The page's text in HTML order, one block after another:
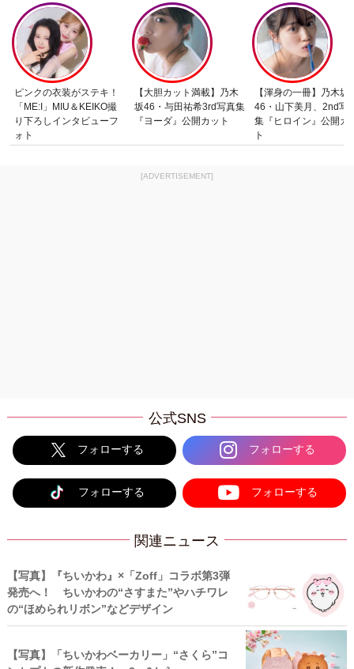
ピンクの衣装がステキ！
「ME:I」MIU＆KEIKO撮
り下ろしインタビューフ
ォト
【大胆カット満載】乃木
坂46・与田祐希3rd写真集
『ヨーダ』公開カット
【渾身の一冊】乃木坂
46・山下美月、2nd写
集『ヒロイン』公開カ
ト
[ADVERTISEMENT]
公式SNS
フォローする フォローする
フォローする フォローする
関連ニュース
【写真】『ちいかわ』×「Zoff」コラボ第3弾
発売へ！ ちいかわの“さすまた”やハチワレ
の“ほめられリボン”などデザイン
【写真】「ちいかわベーカリー」“さくら”コ